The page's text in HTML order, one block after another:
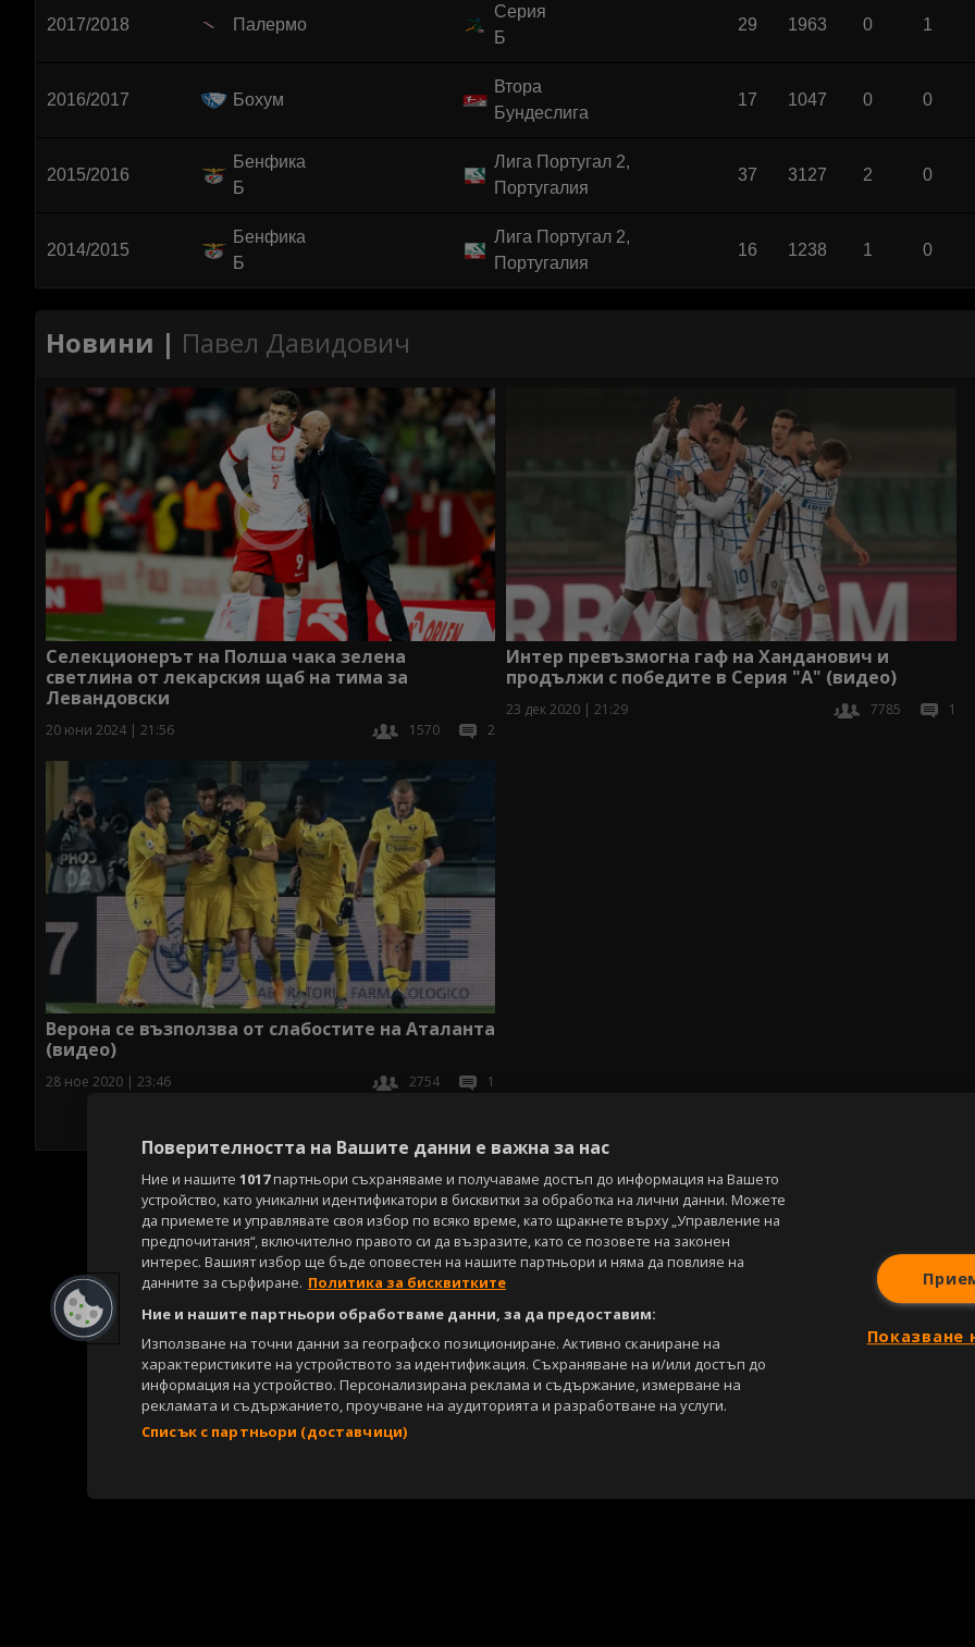
2017/2018 Палермо
Серия
Б
29 1963 0 1
2016/2017 Бохум
Втора
Бундеслига
17 1047 0 0
2015/2016
Бенфика
Б
Лига Португал 2,
Португалия
37 3127 2 0
2014/2015
Бенфика
Б
Лига Португал 2,
Португалия
16 1238 1 0
Новини | Павел Давидович
Селекционерът на Полша чака зелена
светлина от лекарския щаб на тима за
Левандовски
20 юни 2024 | 21:56 1570 2
Интер превъзмогна гаф на Ханданович и
продължи с победите в Серия "А" (видео)
23 дек 2020 | 21:29 7785 1
Верона се възползва от слабостите на Аталанта
(видео)
28 ное 2020 | 23:46 2754 1
Поверителността на Вашите данни е важна за нас
Ние и нашите 1017партньори съхраняваме и получаваме достъп до информация на Вашето
устройство, като уникални идентификатори в бисквитки за обработка на лични данни. Можете
да приемете и управлявате своя избор по всяко време, като щракнете върху „Управление на
предпочитания“, включително правото си да възразите, като се позовете на законен
интерес. Вашият избор ще бъде оповестен на нашите партньори и няма да повлияе на
данните за сърфиране. Политика за бисквитките
Ние и нашите партньори обработваме данни, за да предоставим:
Използване на точни данни за географско позициониране. Активно сканиране на
характеристиките на устройството за идентификация. Съхраняване на и/или достъп до
информация на устройство. Персонализирана реклама и съдържание, измерване на
рекламата и съдържанието, проучване на аудиторията и разработване на услуги.
Списък с партньори (доставчици)
Показване